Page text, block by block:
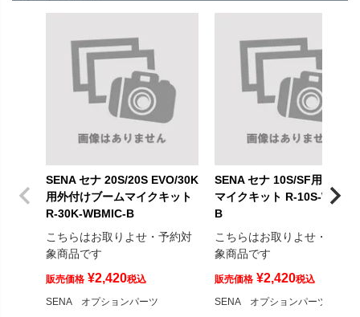
SENA セナ 20S/20S EVO/30K
用外付けブームマイクキット
R-30K-WBMIC-B
こちらはお取りよせ・予約対
象商品です
販売価格 ¥2,420税込
SENA オプションパーツ
SENA セナ 10S/SF用ブーム
マイクキット R-10S-
B
こちらはお取りよせ・予約対
象商品です
販売価格 ¥2,420税込
SENA オプションパーツ